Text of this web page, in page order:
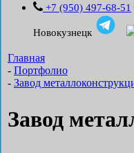
+7 (950) 497-68-51
Новокузнецк
Главная
- Портфолио
- Завод
Завод